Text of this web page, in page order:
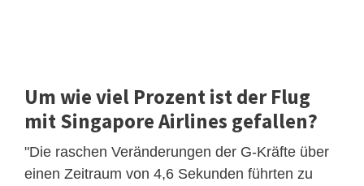
Um wie viel Prozent ist der Flug
mit Singapore Airlines gefallen?
"Die raschen Veränderungen der G-Kräfte über
einen Zeitraum von 4,6 Sekunden führten zu